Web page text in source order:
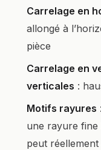
Carrelage en
allongé à
pièce
Carrelage en
verticales :
Motifs rayures
une rayure
peut